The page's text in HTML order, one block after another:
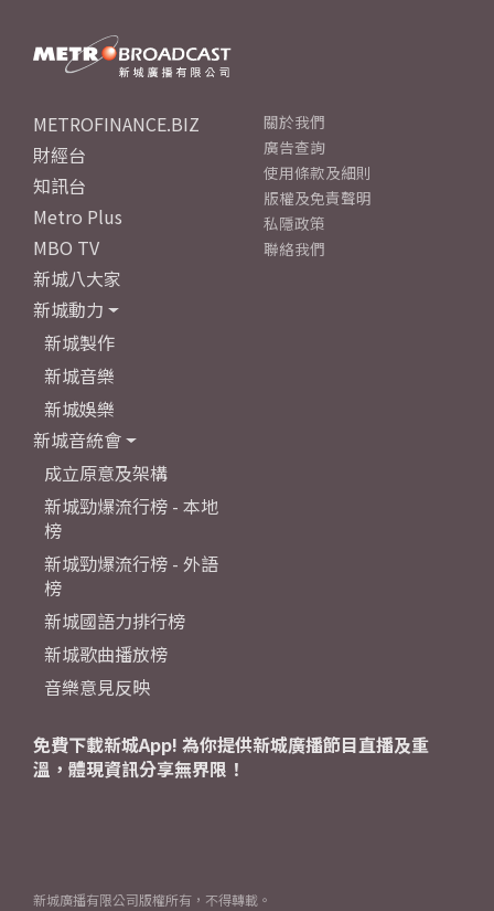
METROFINANCE.BIZ
財經台
知訊台
Metro Plus
MBO TV
新城八大家
新城動力
新城製作
新城音樂
新城娛樂
新城音統會
成立原意及架構
新城勁爆流行榜 - 本地
榜
新城勁爆流行榜 - 外語
榜
新城國語力排行榜
新城歌曲播放榜
音樂意見反映
關於我們
廣告查詢
使用條款及細則
版權及免責聲明
私隱政策
聯絡我們
免費下載新城App! 為你提供新城廣播節目直播及重
溫，體現資訊分享無界限！
新城廣播有限公司版權所有，不得轉載。